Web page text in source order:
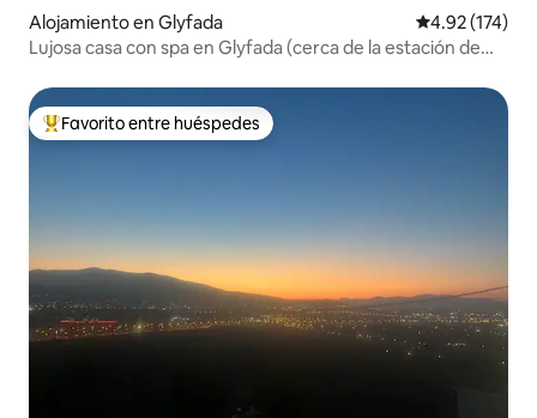
Alojamiento en Glyfada Calificación
4.92 (174)
Lujosa casa con spa en Glyfada (cerca de la estación de
Favorito entre huéspedes preferido
Favorito entre huéspedes